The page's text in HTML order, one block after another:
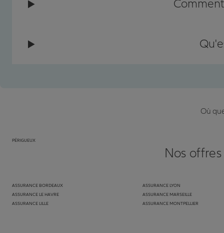
Où
PÉRIGUEUX
Nos
ASSURANCE BORDEAUX
ASSURANCE LE HAVRE
ASSURANCE LILLE
ASSURANCE LYON
ASSURANCE MARSEILLE
ASSURANCE MONTPELLIER